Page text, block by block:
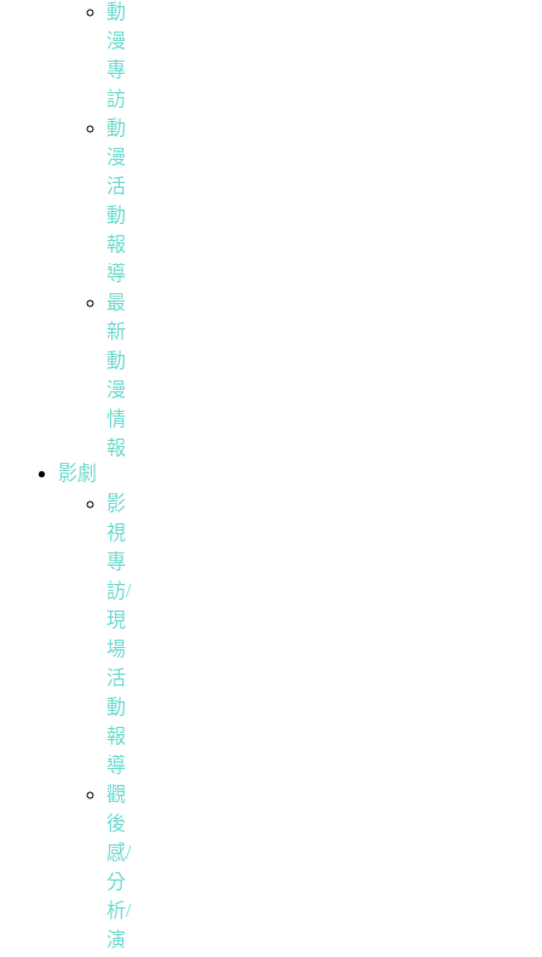
動
漫
專
訪
動
漫
活
動
報
導
最
新
動
漫
情
報
影劇
影
視
專
訪/
現
場
活
動
報
導
觀
後
感/
分
析/
演